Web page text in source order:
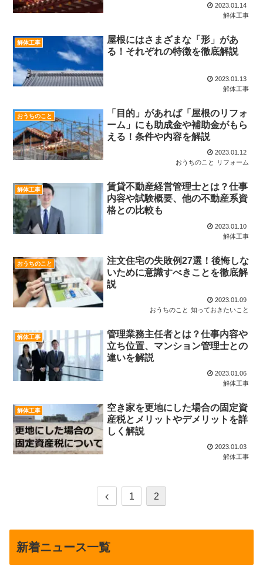
2023.01.14
解体工事
解体工事
屋根にはさまざまな「形」があ
る！それぞれの特徴を徹底解説
2023.01.13
解体工事
おうちのこと
「目的」があれば「屋根のリフォ
ーム」にも助成金や補助金がもら
える！条件や内容を解説
2023.01.12
おうちのこと
リフォーム
解体工事
賃貸不動産経営管理士とは？仕事
内容や試験概要、他の不動産系資
格との比較も
2023.01.10
解体工事
おうちのこと
注文住宅の失敗例27選！後悔しな
いために意識すべきことを徹底解
説
2023.01.09
おうちのこと 知っておきたいこと
解体工事
管理業務主任者とは？仕事内容や
立ち位置、マンション管理士との
違いを解説
2023.01.06
解体工事
解体工事
空き家を更地にした場合の固定資
産税とメリットやデメリットを詳
しく解説
2023.01.03
解体工事
前
1 2
新着ニュース一覧